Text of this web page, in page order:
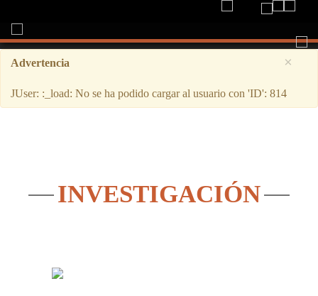
×
Advertencia
JUser: :_load: No se ha podido cargar al usuario con 'ID': 814
INVESTIGACIÓN